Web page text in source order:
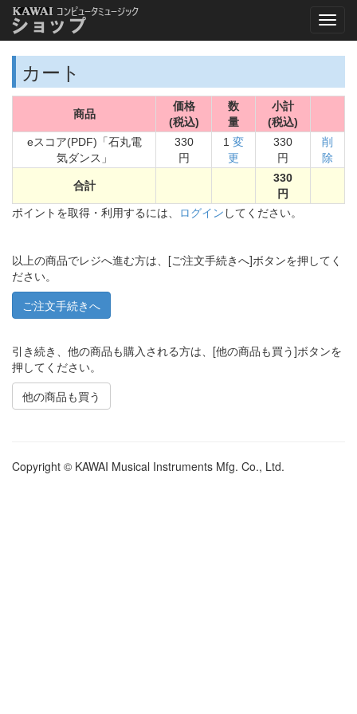
カート
商品
価格
(税込)
数
量
小計
(税込)
eスコア(PDF)「石丸電
気ダンス」
330
円
1 変
更
330
円
削
除
合計
330
円
ポイントを取得・利用するには、 ログイン してください。
以上の商品でレジへ進む方は、[ご注文手続きへ]ボタンを押してく
ださい。
引き続き、他の商品も購入される方は、[他の商品も買う]ボタンを
押してください。
他の商品も買う
Copyright © KAWAI Musical Instruments Mfg. Co., Ltd.